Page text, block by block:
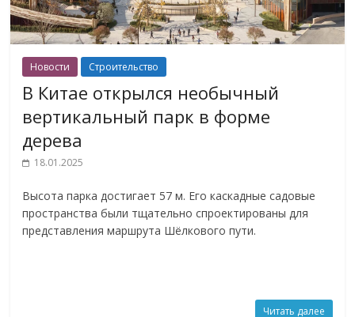
Новости Строительство
В Китае открылся необычный
вертикальный парк в форме
дерева
18.01.2025
Высота парка достигает 57 м. Его каскадные садовые
пространства были тщательно спроектированы для
представления маршрута Шёлкового пути.
Читать далее